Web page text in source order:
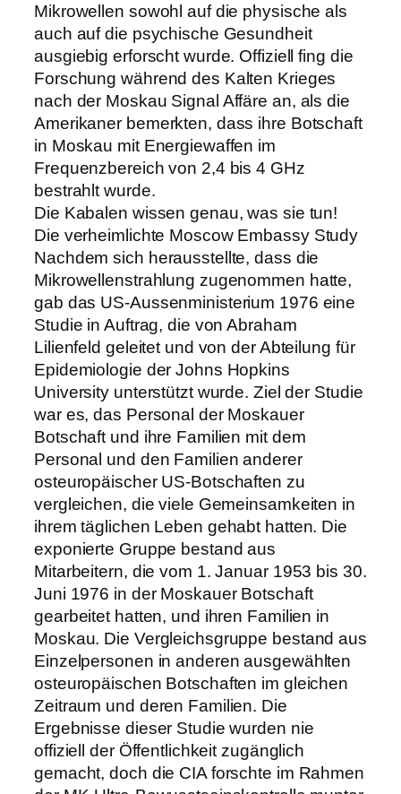
Mikrowellen sowohl auf die physische als
auch auf die psychische Gesundheit
ausgiebig erforscht wurde. Offiziell fing die
Forschung während des Kalten Krieges
nach der Moskau Signal Affäre an, als die
Amerikaner bemerkten, dass ihre Botschaft
in Moskau mit Energiewaffen im
Frequenzbereich von 2,4 bis 4 GHz
bestrahlt wurde.
Die Kabalen wissen genau, was sie tun!
Die verheimlichte Moscow Embassy Study
Nachdem sich herausstellte, dass die
Mikrowellenstrahlung zugenommen hatte,
gab das US-Aussenministerium 1976 eine
Studie in Auftrag, die von Abraham
Lilienfeld geleitet und von der Abteilung für
Epidemiologie der Johns Hopkins
University unterstützt wurde. Ziel der Studie
war es, das Personal der Moskauer
Botschaft und ihre Familien mit dem
Personal und den Familien anderer
osteuropäischer US-Botschaften zu
vergleichen, die viele Gemeinsamkeiten in
ihrem täglichen Leben gehabt hatten. Die
exponierte Gruppe bestand aus
Mitarbeitern, die vom 1. Januar 1953 bis 30.
Juni 1976 in der Moskauer Botschaft
gearbeitet hatten, und ihren Familien in
Moskau. Die Vergleichsgruppe bestand aus
Einzelpersonen in anderen ausgewählten
osteuropäischen Botschaften im gleichen
Zeitraum und deren Familien. Die
Ergebnisse dieser Studie wurden nie
offiziell der Öffentlichkeit zugänglich
gemacht, doch die CIA forschte im Rahmen